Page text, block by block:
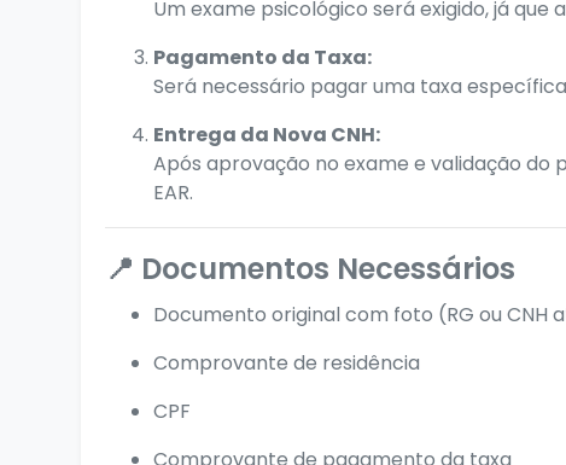
Um exame psicológico será exigido, já
Pagamento da Taxa:
Será necessário pagar uma taxa
Entrega da Nova CNH:
Após aprovação no exame e validação do
EAR.
📍 Documentos Necessários
Documento original com foto (RG ou CNH
Comprovante de residência
CPF